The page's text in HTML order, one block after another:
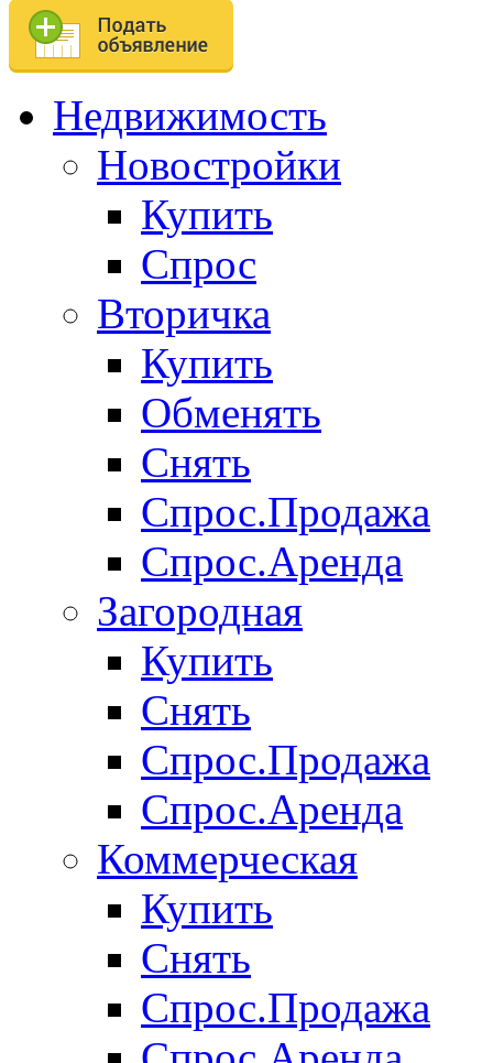
Недвижимость
Новостройки
Купить
Спрос
Вторичка
Купить
Обменять
Снять
Спрос.Продажа
Спрос.Аренда
Загородная
Купить
Снять
Спрос.Продажа
Спрос.Аренда
Коммерческая
Купить
Снять
Спрос.Продажа